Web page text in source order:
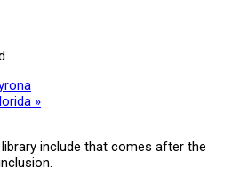
»
include that comes after the